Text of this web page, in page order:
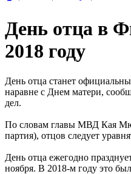
День отца в
2018 году
День отца станет
наравне с Днем матери,
дел.
По словам главы МВД Кая
партия), отцов следует
День отца ежегодно
ноября. В 2018-м году это